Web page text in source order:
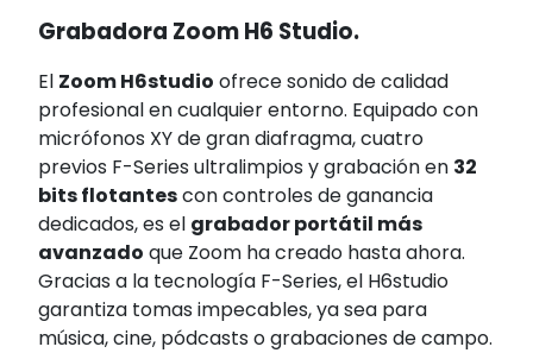
Grabadora Zoom H6 Studio.
El Zoom H6studio ofrece sonido de calidad
profesional en cualquier entorno. Equipado con
micrófonos XY de gran diafragma, cuatro
previos F-Series ultralimpios y grabación en 32
bits flotantescon controles de ganancia
dedicados, es el grabador portátil más
avanzado que Zoom ha creado hasta ahora.
Gracias a la tecnología F-Series, el H6studio
garantiza tomas impecables, ya sea para
música, cine, pódcasts o grabaciones de campo.